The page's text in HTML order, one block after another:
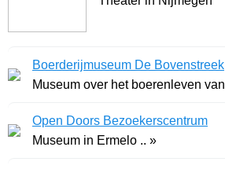
Boerderijmuseum De Bovenstreek
Open Doors Bezoekerscentrum
Museum in Ermelo .. »